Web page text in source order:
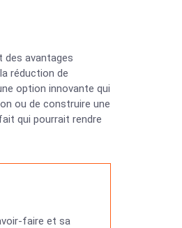
des avantages
réduction de
option innovante qui
ou de construire une
qui pourrait rendre
faire et sa